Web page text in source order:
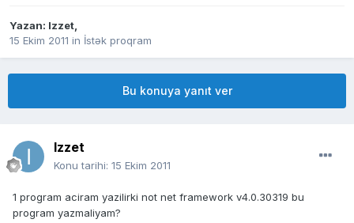
Yazan: Izzet,
15 Ekim 2011 in İstək proqram
Bu konuya yanıt ver
Izzet
Konu tarihi: 15 Ekim 2011
1 program aciram yazilirki not net framework v4.0.30319 bu
program yazmaliyam?